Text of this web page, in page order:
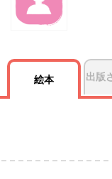
絵本 出版